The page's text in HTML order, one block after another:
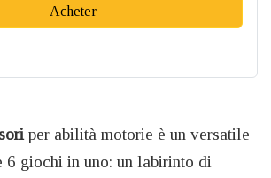
Acheter
per abilità motorie è un versatile
6 giochi in uno: un labirinto di